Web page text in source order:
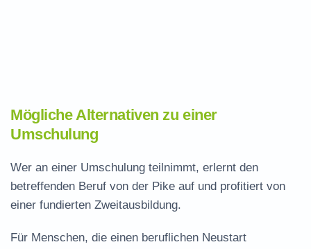
Mögliche Alternativen zu einer
Umschulung
Wer an einer Umschulung teilnimmt, erlernt den
betreffenden Beruf von der Pike auf und profitiert von
einer fundierten Zweitausbildung.
Für Menschen, die einen beruflichen Neustart